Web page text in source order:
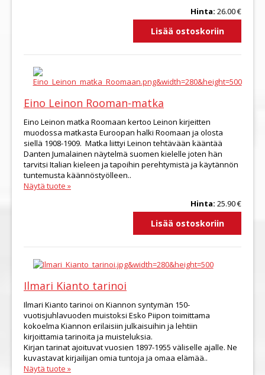
Hinta: 26.00 €
Eino Leinon Rooman-matka
Eino Leinon matka Roomaan kertoo Leinon kirjeitten
muodossa matkasta Euroopan halki Roomaan ja olosta
siellä 1908-1909. Matka liittyi Leinon tehtävään kääntää
Danten Jumalainen näytelmä suomen kielelle joten hän
tarvitsi Italian kieleen ja tapoihin perehtymistä ja käytännön
tuntemusta käännöstyölleen..
Näytä tuote »
Hinta: 25.90 €
Ilmari Kianto tarinoi
Ilmari Kianto tarinoi on Kiannon syntymän 150-
vuotisjuhlavuoden muistoksi Esko Piipon toimittama
kokoelma Kiannon erilaisiin julkaisuihin ja lehtiin
kirjoittamia tarinoita ja muisteluksia.
Kirjan tarinat ajoituvat vuosien 1897-1955 väliselle ajalle. Ne
kuvastavat kirjailijan omia tuntoja ja omaa elämää..
Näytä tuote »